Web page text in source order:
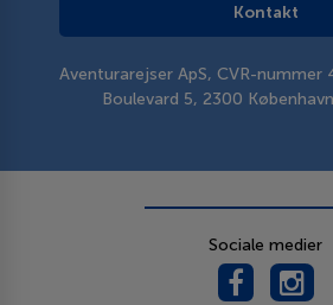
Kontakt
Aventurarejser ApS, CVR-
Boulevard 5, 2300
Sociale medier